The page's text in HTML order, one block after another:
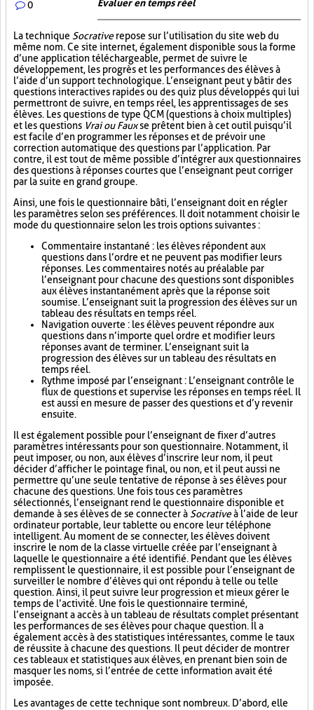
0 Évaluer en temps réel
La technique Socrativerepose sur l’utilisation du site web du
même nom. Ce site internet, également disponible sous la forme
d’une application téléchargeable, permet de suivre le
développement, les progrès et les performances des élèves à
l’aide d’un support technologique. L’enseignant peut y bâtir des
questions interactives rapides ou des quiz plus développés qui lui
permettront de suivre, en temps réel, les apprentissages de ses
élèves. Les questions de type QCM (questions à choix multiples)
et les questions Vrai ou Fauxse prêtent bien à cet outil puisqu’il
est facile d’en programmer les réponses et de prévoir une
correction automatique des questions par l’application. Par
contre, il est tout de même possible d’intégrer aux questionnaires
des questions à réponses courtes que l’enseignant peut corriger
par la suite en grand groupe.
Ainsi, une fois le questionnaire bâti, l’enseignant doit en régler
les paramètres selon ses préférences. Il doit notamment choisir le
mode du questionnaire selon les trois options suivantes :
Commentaire instantané : les élèves répondent aux
questions dans l’ordre et ne peuvent pas modifier leurs
réponses. Les commentaires notés au préalable par
l’enseignant pour chacune des questions sont disponibles
aux élèves instantanément après que la réponse soit
soumise. L’enseignant suit la progression des élèves sur un
tableau des résultats en temps réel.
Navigation ouverte : les élèves peuvent répondre aux
questions dans n’importe quel ordre et modifier leurs
réponses avant de terminer. L’enseignant suit la
progression des élèves sur un tableau des résultats en
temps réel.
Rythme imposé par l’enseignant : L’enseignant contrôle le
flux de questions et supervise les réponses en temps réel. Il
est aussi en mesure de passer des questions et d’y revenir
ensuite.
Il est également possible pour l’enseignant de fixer d’autres
paramètres intéressants pour son questionnaire. Notamment, il
peut imposer, ou non, aux élèves d’inscrire leur nom, il peut
décider d’afficher le pointage final, ou non, et il peut aussi ne
permettre qu’une seule tentative de réponse à ses élèves pour
chacune des questions. Une fois tous ces paramètres
sélectionnés, l’enseignant rend le questionnaire disponible et
demande à ses élèves de se connecter à Socrativeà l’aide de leur
ordinateur portable, leur tablette ou encore leur téléphone
intelligent. Au moment de se connecter, les élèves doivent
inscrire le nom de la classe virtuelle créée par l’enseignant à
laquelle le questionnaire a été identifié. Pendant que les élèves
remplissent le questionnaire, il est possible pour l’enseignant de
surveiller le nombre d’élèves qui ont répondu à telle ou telle
question. Ainsi, il peut suivre leur progression et mieux gérer le
temps de l’activité. Une fois le questionnaire terminé,
l’enseignant a accès à un tableau de résultats complet présentant
les performances de ses élèves pour chaque question. Il a
également accès à des statistiques intéressantes, comme le taux
de réussite à chacune des questions. Il peut décider de montrer
ces tableaux et statistiques aux élèves, en prenant bien soin de
masquer les noms, si l’entrée de cette information avait été
imposée.
Les avantages de cette technique sont nombreux. D’abord, elle